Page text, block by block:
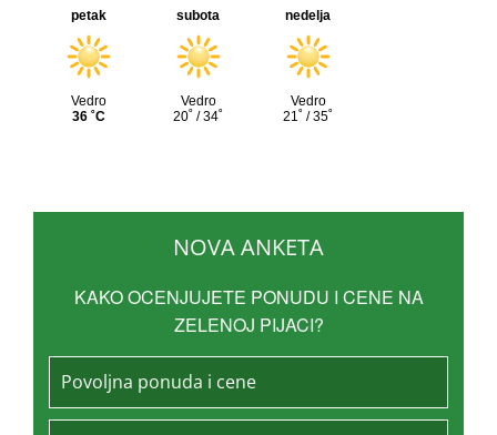
NOVA ANKETA
KAKO OCENJUJETE PONUDU I CENE NA
ZELENOJ PIJACI?
Povoljna ponuda i cene